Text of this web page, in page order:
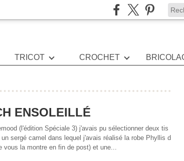
TRICOT CROCHET
ENSOLEILLÉ
(l'édition Spéciale 3) j'avais pu sélectionner deux tis
sergé camel dans lequel j'avais réalisé la robe Phyllis d
vous la montre en fin de post) et une...